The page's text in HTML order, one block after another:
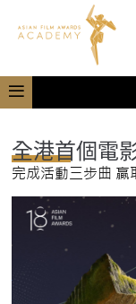
全港首個電
完成活動三步曲 贏